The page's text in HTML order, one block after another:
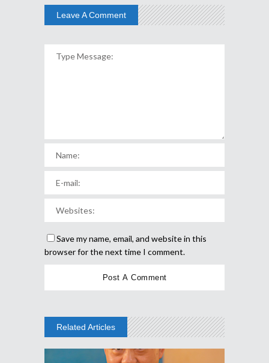
Leave A Comment
Save my name, email, and website in this
browser for the next time I comment.
Related Articles